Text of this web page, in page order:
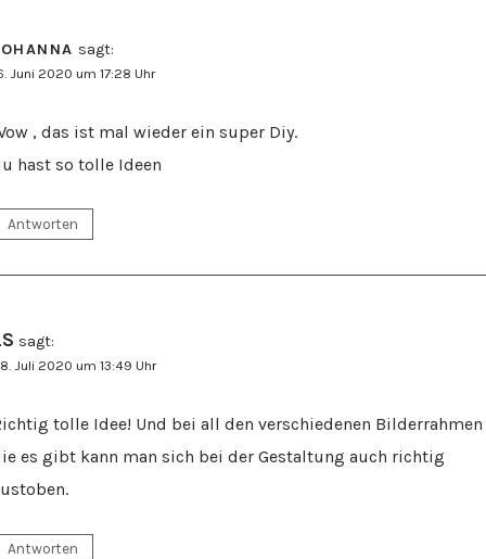
sagt:
Juni 2020 um 17:28 Uhr
, das ist mal wieder ein super Diy.
hast so tolle Ideen
Antworten
sagt:
Juli 2020 um 13:49 Uhr
tolle Idee! Und bei all den verschiedenen Bilderrahmen
es gibt kann man sich bei der Gestaltung auch richtig
Antworten